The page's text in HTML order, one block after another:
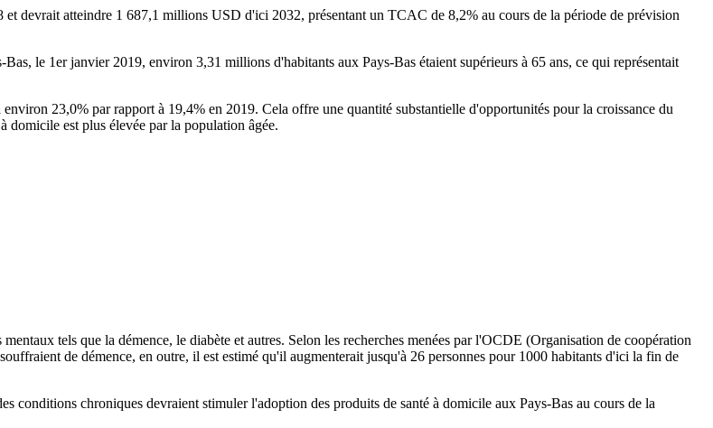
devrait atteindre 1 687,1 millions USD d'ici 2032, présentant un TCAC de 8,2% au cours de la période de prévision
le 1er janvier 2019, environ 3,31 millions d'habitants aux Pays-Bas étaient supérieurs à 65 ans, ce qui représentait
23,0% par rapport à 19,4% en 2019. Cela offre une quantité substantielle d'opportunités pour la croissance du
domicile est plus élevée par la population âgée.
tels que la démence, le diabète et autres. Selon les recherches menées par l'OCDE (Organisation de coopération
de démence, en outre, il est estimé qu'il augmenterait jusqu'à 26 personnes pour 1000 habitants d'ici la fin de
conditions chroniques devraient stimuler l'adoption des produits de santé à domicile aux Pays-Bas au cours de la